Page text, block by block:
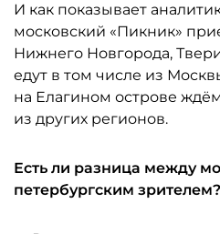
И как показывает
московский «Пикник»
Нижнего Новгорода,
едут в том числе из
на Елагином острове
из других регионов.
Есть ли разница между
петербургским зрителем?